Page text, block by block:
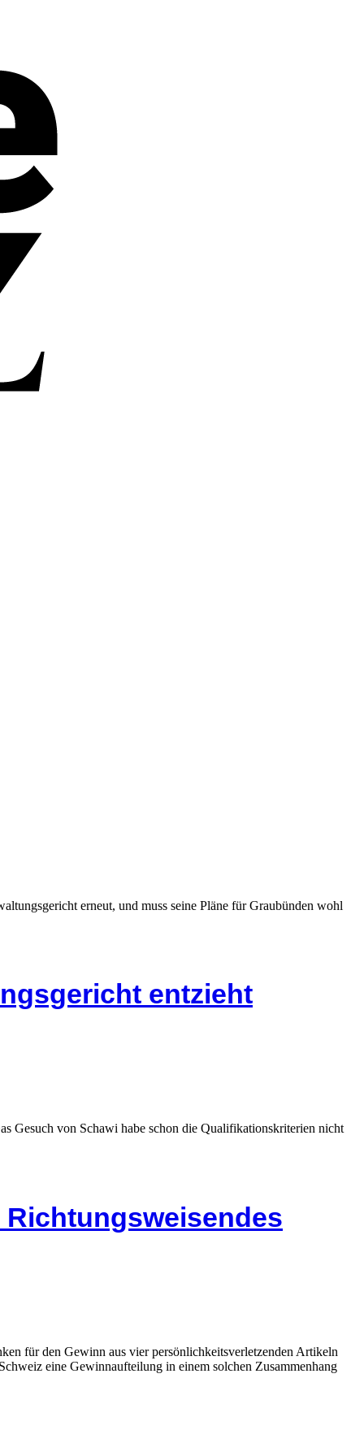
erneut, und muss seine Pläne für Graubünden wohl
entzieht
Gesuch von Schawi habe schon die Qualifikationskriterien nicht
Richtungsweisendes
für den Gewinn aus vier persönlichkeitsverletzenden Artikeln
eine Gewinnaufteilung in einem solchen Zusammenhang